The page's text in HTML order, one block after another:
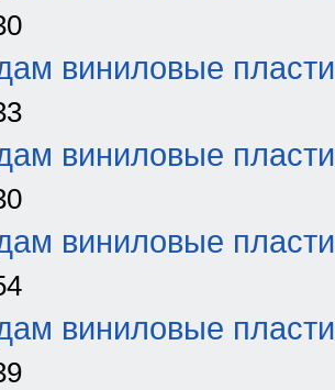
виниловые
виниловые
виниловые
виниловые